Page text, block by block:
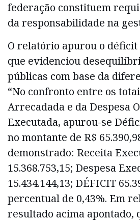
federação constituem
da responsabilidade na
O relatório apurou o
que evidenciou
públicas com base da
“No confronto entre os
Arrecadada e da Despesa
Executada, apurou-se
no montante de R$
demonstrado: Receita
15.368.753,15; Despesa
15.434.144,13; DÉFICIT
percentual de 0,43%. Em
resultado acima apontado,